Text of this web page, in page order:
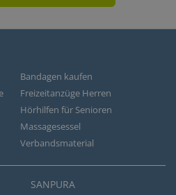
Bandagen kaufen
Freizeitanzüge Herren
Hörhilfen für Senioren
Massagesessel
Verbandsmaterial
SANPURA